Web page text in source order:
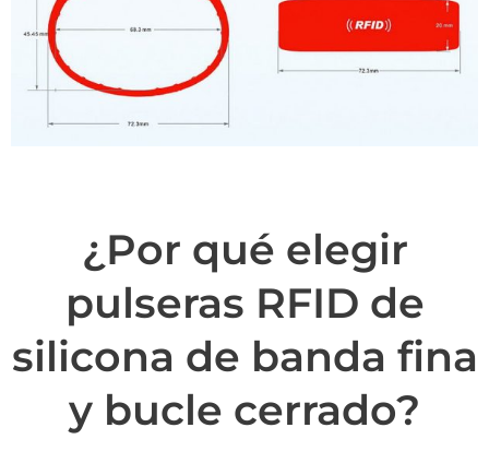
¿Por qué elegir
pulseras RFID de
silicona de banda fina
y bucle cerrado?